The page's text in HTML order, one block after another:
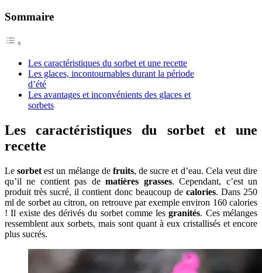
Sommaire
Les caractéristiques du sorbet et une recette
Les glaces, incontournables durant la période
d’été
Les avantages et inconvénients des glaces et
sorbets
Les caractéristiques du sorbet et une
recette
Lesorbet est un mélange de fruits, de sucre et d’eau. Cela veut dire
qu’il ne contient pas dematières grasses. Cependant, c’est un
produit très sucré, il contient donc beaucoup de calories. Dans 250
ml de sorbet au citron, on retrouve par exemple environ 160 calories
! Il existe des dérivés du sorbet comme lesgranités. Ces mélanges
ressemblent aux sorbets, mais sont quant à eux cristallisés et encore
plus sucrés.